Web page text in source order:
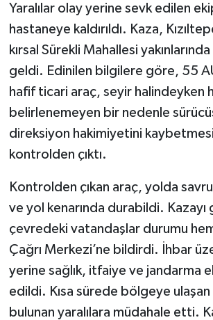
Yaralılar olay yerine sevk edilen
hastaneye kaldırıldı. Kaza,
kırsal Sürekli Mahallesi
geldi. Edinilen bilgilere göre, 55
hafif ticari araç, seyir halindeyken
belirlenemeyen bir nedenle
direksiyon hakimiyetini
kontrolden çıktı.
Kontrolden çıkan araç, yolda
ve yol kenarında durabildi. Kazayı
çevredeki vatandaşlar durumu
Çağrı Merkezi’ne bildirdi. İhbar
yerine sağlık, itfaiye ve jandarma
edildi. Kısa sürede bölgeye
bulunan yaralılara müdahale etti.